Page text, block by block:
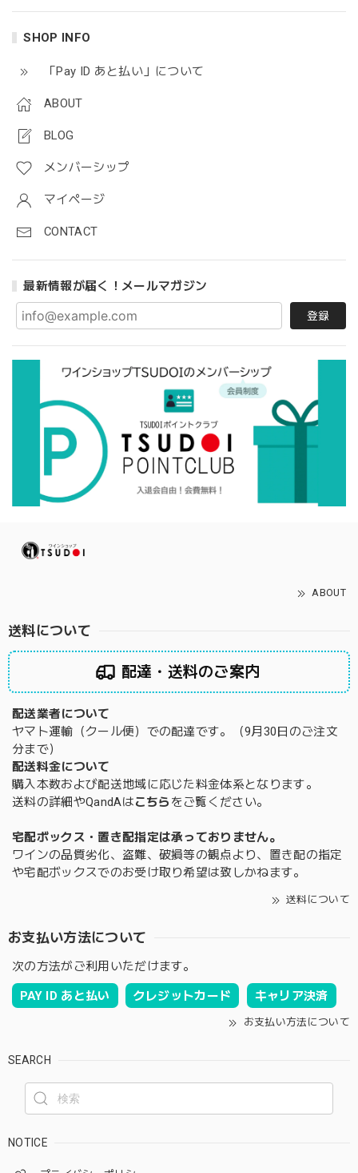
SHOP INFO
「Pay ID あと払い」について
ABOUT
BLOG
メンバーシップ
マイページ
CONTACT
最新情報が届く！メールマガジン
登録
ABOUT
送料について
配達・送料のご案内
配送業者について
ヤマト運輸（クール便）での配達です。（9月30日のご注文
分まで）
配送料金について
購入本数および配送地域に応じた料金体系となります。
送料の詳細やQandAはこちら をご覧ください。
宅配ボックス・置き配指定は承っておりません。
ワインの品質劣化、盗難、破損等の観点より、置き配の指定
や宅配ボックスでのお受け取り希望は致しかねます。
送料について
お支払い方法について
次の方法がご利用いただけます。
PAY ID あと払い クレジットカード キャリア決済
お支払い方法について
SEARCH
NOTICE